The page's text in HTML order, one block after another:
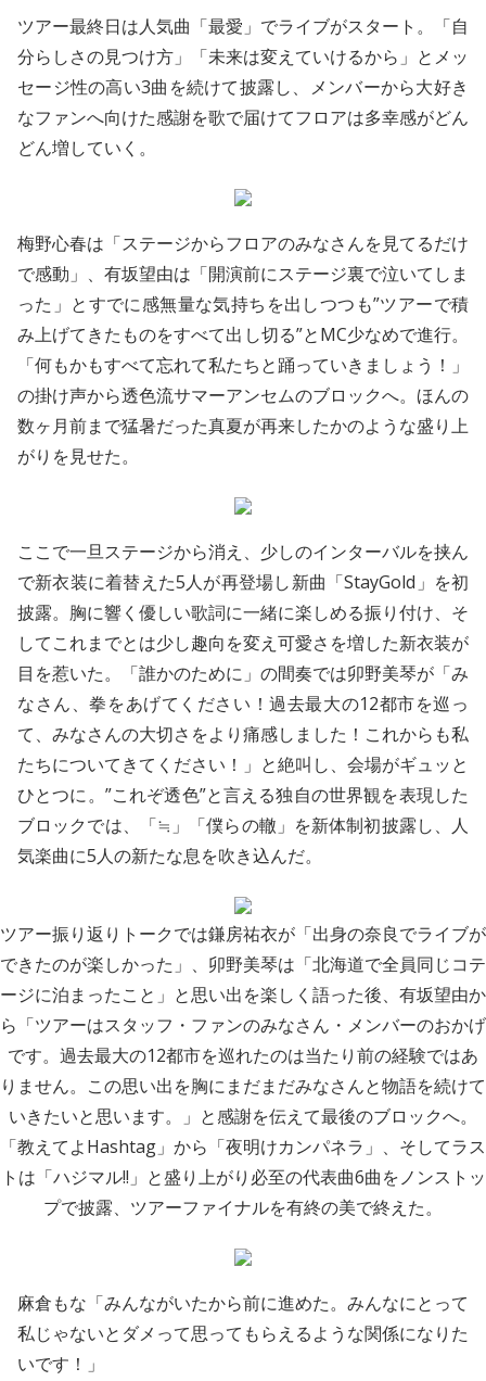
ツアー最終日は人気曲「最愛」でライブがスタート。「自
分らしさの見つけ方」「未来は変えていけるから」とメッ
セージ性の高い3曲を続けて披露し、メンバーから大好き
なファンへ向けた感謝を歌で届けてフロアは多幸感がどん
どん増していく。
梅野心春は「ステージからフロアのみなさんを見てるだけ
で感動」、有坂望由は「開演前にステージ裏で泣いてしま
った」とすでに感無量な気持ちを出しつつも”ツアーで積
み上げてきたものをすべて出し切る”とMC少なめで進行。
「何もかもすべて忘れて私たちと踊っていきましょう！」
の掛け声から透色流サマーアンセムのブロックへ。ほんの
数ヶ月前まで猛暑だった真夏が再来したかのような盛り上
がりを見せた。
ここで一旦ステージから消え、少しのインターバルを挟ん
で新衣装に着替えた5人が再登場し新曲「StayGold」を初
披露。胸に響く優しい歌詞に一緒に楽しめる振り付け、そ
してこれまでとは少し趣向を変え可愛さを増した新衣装が
目を惹いた。「誰かのために」の間奏では卯野美琴が「み
なさん、拳をあげてください！過去最大の12都市を巡っ
て、みなさんの大切さをより痛感しました！これからも私
たちについてきてください！」と絶叫し、会場がギュッと
ひとつに。”これぞ透色”と言える独自の世界観を表現した
ブロックでは、「≒」「僕らの轍」を新体制初披露し、人
気楽曲に5人の新たな息を吹き込んだ。
ツアー振り返りトークでは鎌房祐衣が「出身の奈良でライブが
できたのが楽しかった」、卯野美琴は「北海道で全員同じコテ
ージに泊まったこと」と思い出を楽しく語った後、有坂望由か
ら「ツアーはスタッフ・ファンのみなさん・メンバーのおかげ
です。過去最大の12都市を巡れたのは当たり前の経験ではあ
りません。この思い出を胸にまだまだみなさんと物語を続けて
いきたいと思います。」と感謝を伝えて最後のブロックへ。
「教えてよHashtag」から「夜明けカンパネラ」、そしてラス
トは「ハジマル!!」と盛り上がり必至の代表曲6曲をノンストッ
プで披露、ツアーファイナルを有終の美で終えた。
麻倉もな「みんながいたから前に進めた。みんなにとって
私じゃないとダメって思ってもらえるような関係になりた
いです！」